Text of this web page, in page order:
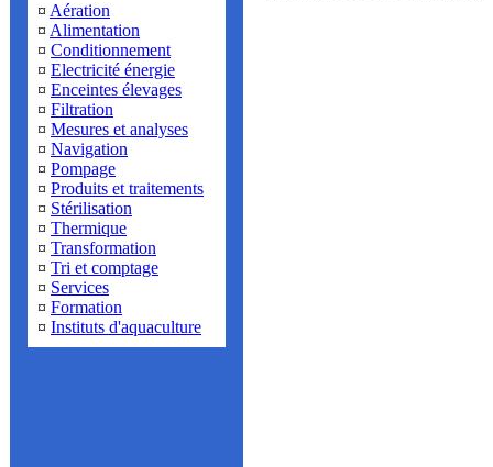
¤ Aération
¤ Alimentation
¤ Conditionnement
¤ Electricité énergie
¤ Enceintes élevages
¤ Filtration
¤ Mesures et analyses
¤ Navigation
¤ Pompage
¤ Produits et traitements
¤ Stérilisation
¤ Thermique
¤ Transformation
¤ Tri et comptage
¤ Services
¤ Formation
¤ Instituts d'aquaculture